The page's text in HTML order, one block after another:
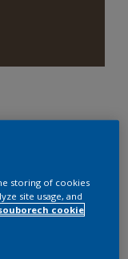
odstínu
storing of cookies
site usage, and
cookie